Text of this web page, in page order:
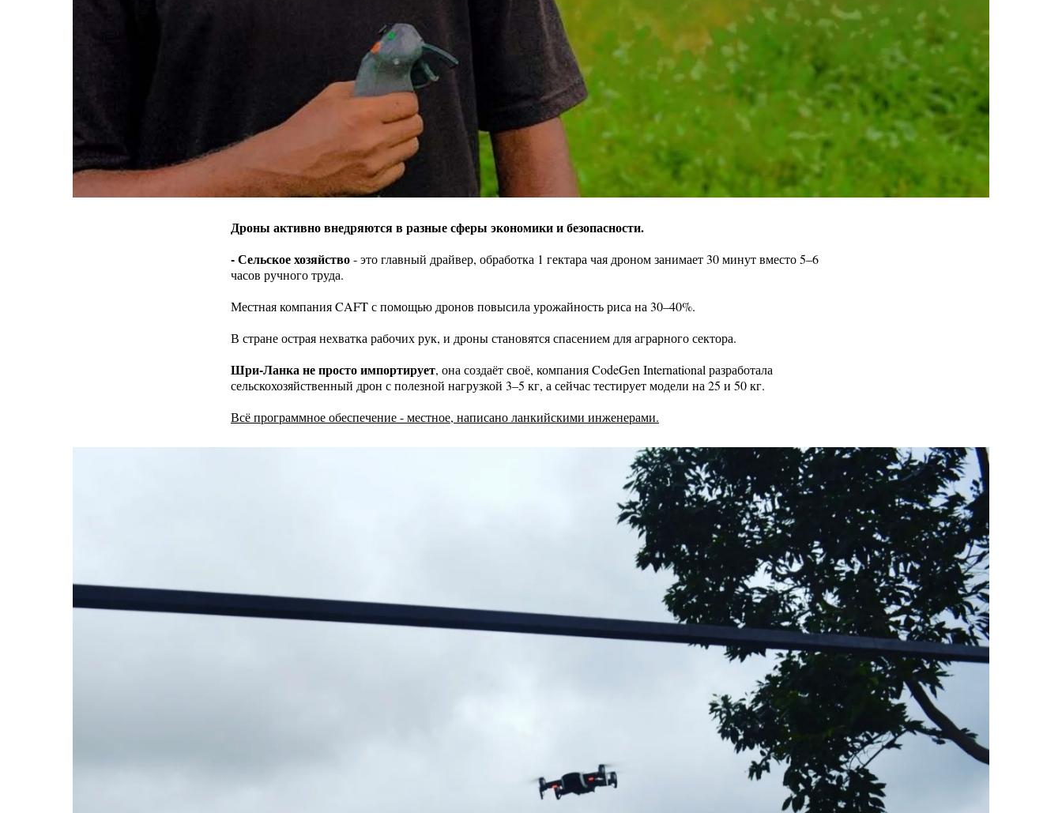
Дроны активно внедряются в разные сферы экономики и безопасности.
- Сельское хозяйство- это главный драйвер, обработка 1 гектара чая дроном занимает 30 минут вместо 5–6
часов ручного труда.
Местная компания CAFT с помощью дронов повысила урожайность риса на 30–40%.
В стране острая нехватка рабочих рук, и дроны становятся спасением для аграрного сектора.
Шри-Ланка не просто импортирует, она создаёт своё, компания CodeGen International разработала
сельскохозяйственный дрон с полезной нагрузкой 3–5 кг, а сейчас тестирует модели на 25 и 50 кг.
Всё программное обеспечение - местное, написано ланкийскими инженерами.